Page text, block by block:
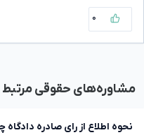
۰
مشاوره‌های حقوقی مرتبط
نحوه اطلاع از رای صادره